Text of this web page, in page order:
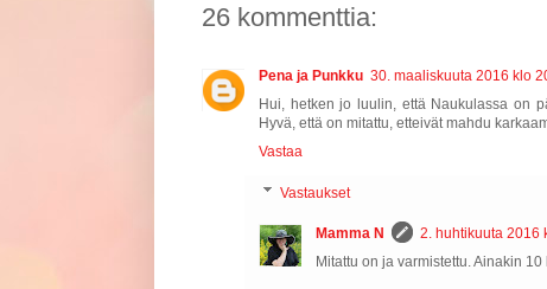
26 kommenttia:
Pena ja Punkku 30. maaliskuuta 2016 klo
Hui, hetken jo luulin, että Naukulassa on
Hyvä, että on mitattu, etteivät mahdu
Vastaa
Vastaukset
Mamma N
2. huhtikuuta 2016
Mitattu on ja varmistettu. Ainakin 10